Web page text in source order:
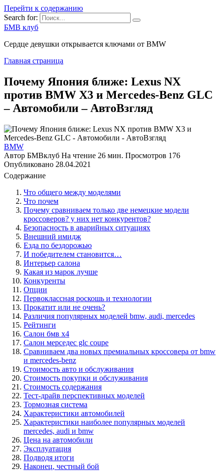
Перейти к содержанию
Search for:
БМВ клуб
Сердце девушки открывается ключами от BMW
Главная страница
Почему Япония ближе: Lexus NX
против BMW X3 и Mercedes-Benz GLC
– Автомобили – АвтоВзгляд
BMW
Автор БМВклуб На чтение 26 мин. Просмотров 176
Опубликовано 28.04.2021
Содержание
Что общего между моделями
Что почем
Почему сравниваем только две немецкие модели
кроссоверов? у них нет конкурентов?
Безопасность в аварийных ситуациях
Внешний имидж
Езда по бездорожью
И победителем становится…
Интерьер салона
Какая из марок лучше
Конкуренты
Опции
Первоклассная роскошь и технологии
Прокатит или не очень?
Различия популярных моделей bmw, audi, mercedes
Рейтинги
Салон бмв х4
Салон мерседес glc coupe
Сравниваем два новых премиальных кроссовера от bmw
и mercedes-benz
Стоимость авто и обслуживания
Стоимость покупки и обслуживания
Стоимость содержания
Тест-драйв перспективных моделей
Тормозная система
Характеристики автомобилей
Характеристики наиболее популярных моделей
mercedes, audi и bmw
Цена на автомобили
Эксплуатация
Подводя итоги
Наконец, честный бой